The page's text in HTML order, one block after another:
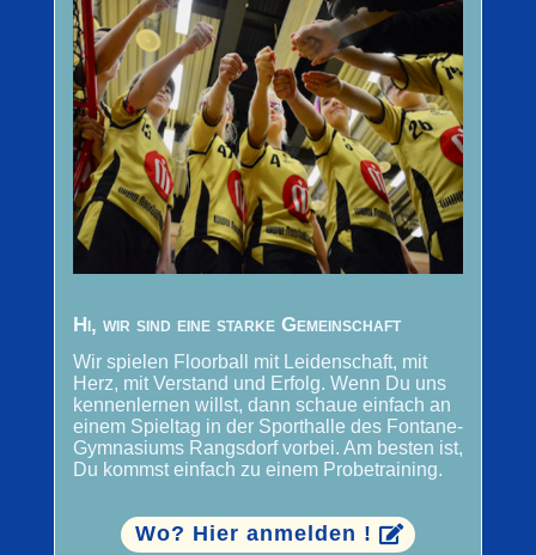
Hi, wir sind eine starke Gemeinschaft
Wir spielen Floorball mit Leidenschaft, mit
Herz, mit Verstand und Erfolg. Wenn Du uns
kennenlernen willst, dann schaue einfach an
einem Spieltag in der Sporthalle des Fontane-
Gymnasiums Rangsdorf vorbei. Am besten ist,
Du kommst einfach zu einem Probetraining.
Wo? Hier anmelden !